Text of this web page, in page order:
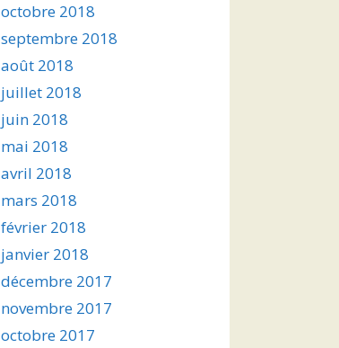
octobre 2018
septembre 2018
août 2018
juillet 2018
juin 2018
mai 2018
avril 2018
mars 2018
février 2018
janvier 2018
décembre 2017
novembre 2017
octobre 2017